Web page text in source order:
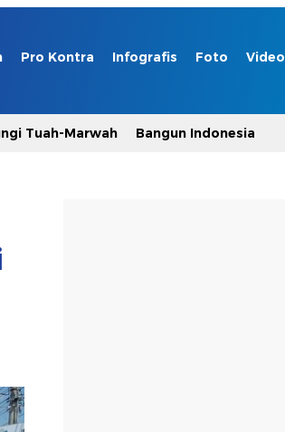
Pro Kontra Infografis Foto Video
Tuah-Marwah Bangun Indonesia